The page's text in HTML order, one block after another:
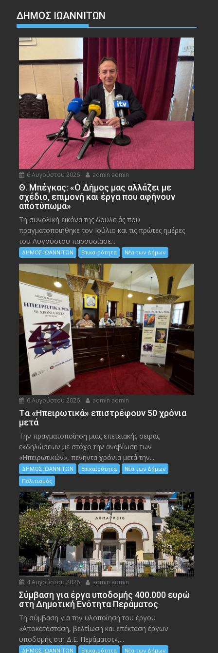
ΔΗΜΟΣ ΙΩΑΝΝΙΤΩΝ
6 Αυγούστου 2026 admin admin
Θ. Μπέγκας: «Ο Δήμος μας αλλάζει με
σχέδιο, επιμονή και έργα που αφήνουν
αποτύπωμα»
Τη συνολική εικόνα της δουλειάς που
πραγματοποιήθηκε τον Ιούλιο και τις πρώτες ημέρες
του Αυγούστου παρουσίασε...
ΔΗΜΟΣ ΙΩΑΝΝΙΤΩΝ Επικαιρότητα Νέα των Δήμων
6 Αυγούστου 2026 admin admin
Tα «Ηπειρωτικά» επιστρέφουν 50 χρόνια
μετά
Την πραγματοποίηση μιας επετειακής σειράς
εκδηλώσεων με στόχο την αναβίωση των
«Ηπειρωτικών», πενήντα χρόνια μετά την...
ΔΗΜΟΣ ΙΩΑΝΝΙΤΩΝ Επικαιρότητα
Νέα των Δήμων
Πολιτισμός
4 Αυγούστου 2026 admin admin
Σύμβαση για έργα υποδομής 400.000 ευρώ
στη Δημοτική Ενότητα Περάματος
Τη σύμβαση για την υλοποίηση του έργου
«Αποκατάσταση, βελτίωση και επέκταση έργων
υποδομής στη Δ.Ε. Περάματος»,...
ΔΗΜΟΣ ΙΩΑΝΝΙΤΩΝ Επικαιρότητα Νέα των Δήμων